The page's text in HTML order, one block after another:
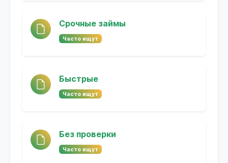
Срочные займы
Часто ищут
Быстрые
Часто ищут
Без проверки
Часто ищут